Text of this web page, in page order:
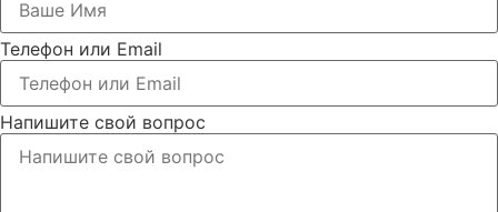
Телефон или Email
Напишите свой вопрос